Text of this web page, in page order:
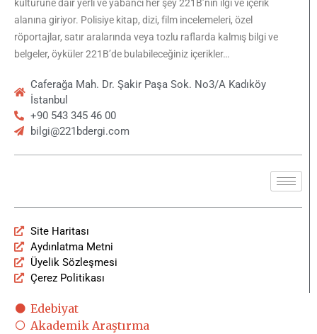
kültürüne dair yerli ve yabancı her şey 221B’nin ilgi ve içerik
alanına giriyor. Polisiye kitap, dizi, film incelemeleri, özel
röportajlar, satır aralarında veya tozlu raflarda kalmış bilgi ve
belgeler, öyküler 221B’de bulabileceğiniz içerikler…
Caferağa Mah. Dr. Şakir Paşa Sok. No3/A Kadıköy
İstanbul
+90 543 345 46 00
bilgi@221bdergi.com
Site Haritası
Aydınlatma Metni
Üyelik Sözleşmesi
Çerez Politikası
Edebiyat
Akademik Araştırma